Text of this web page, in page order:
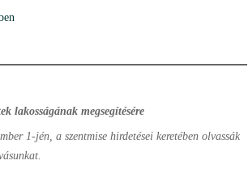
lakosságának megsegítésére
1-jén, a szentmise hirdetései keretében olvassák